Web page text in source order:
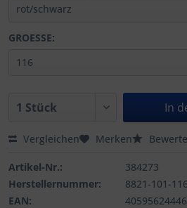
GROESSE:
In
Vergleichen Merken
Artikel-Nr.:
384273
Herstellernummer:
8821-101-116
EAN: